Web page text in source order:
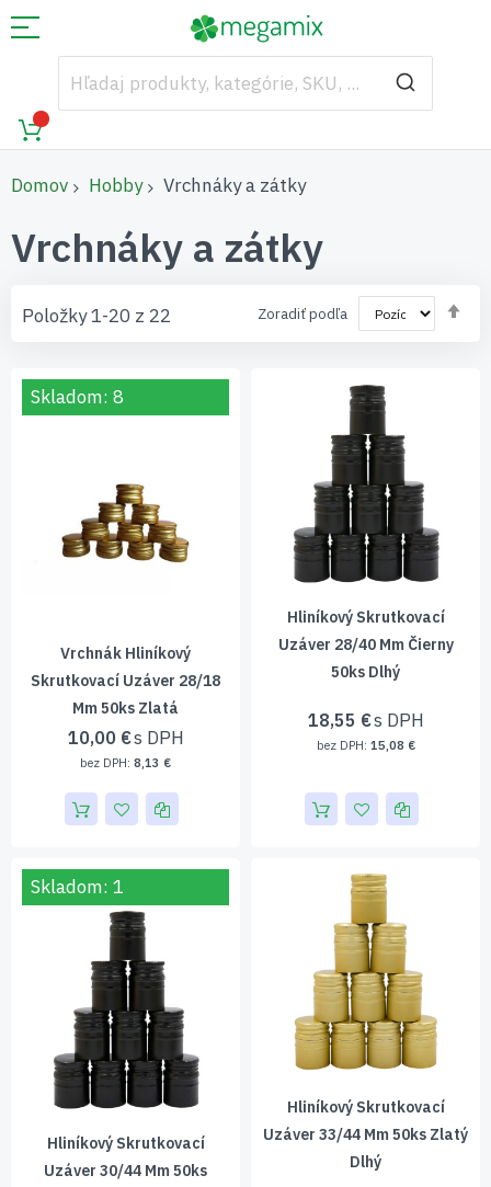
Domov Hobby Vrchnáky a zátky
Vrchnáky a zátky
Položky1-20 z 22 Zoradiť podľa
Skladom: 8
Vrchnák Hliníkový
Skrutkovací Uzáver 28/18
Mm 50ks Zlatá
10,00 €
8,13 €
Hliníkový Skrutkovací
Uzáver 28/40 Mm Čierny
50ks Dlhý
18,55 €
15,08 €
Skladom: 1
Hliníkový Skrutkovací
Uzáver 30/44 Mm 50ks
Hliníkový Skrutkovací
Uzáver 33/44 Mm 50ks Zlatý
Dlhý